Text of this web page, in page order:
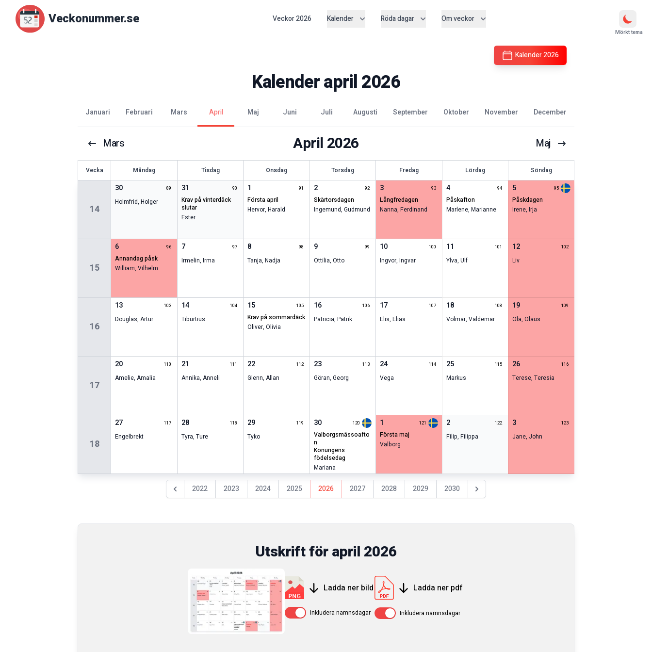
Veckonummer.se Veckor2026 Kalender Röda dagar Om veckor
Mörkt tema
Kalender2026
Kalenderapril2026
januari februari mars april maj juni juli augusti september oktober november december
Mars April 2026 Maj
Vecka Måndag Tisdag Onsdag Torsdag Fredag Lördag Söndag
14
30 89
Holmfrid,Holger
31 90
krav på vinterdäck
slutar
Ester
1 91
första april
Hervor,Harald
2 92
skärtorsdagen
Ingemund, Gudmund
3 93
långfredagen
Nanna,Ferdinand
4 94
påskafton
Marlene, Marianne
5 95
påskdagen
Irene,Irja
15
6 96
annandag påsk
William,Vilhelm
7 97
Irmelin, Irma
8 98
Tanja,Nadja
9 99
Ottilia, Otto
10 100
Ingvor,Ingvar
11 101
Ylva, Ulf
12 102
Liv
16
13 103
Douglas,Artur
14 104
Tiburtius
15 105
krav på sommardäck
Oliver,Olivia
16 106
Patricia, Patrik
17 107
Elis,Elias
18 108
Volmar, Valdemar
19 109
Ola,Olaus
17
20 110
Amelie,Amalia
21 111
Annika, Anneli
22 112
Glenn,Allan
23 113
Göran, Georg
24 114
Vega
25 115
Markus
26 116
Terese,Teresia
18
27 117
Engelbrekt
28 118
Tyra, Ture
29 119
Tyko
30 120
valborgsmässoafto
n
konungens
födelsedag
Mariana
1 121
första maj
Valborg
2 122
Filip, Filippa
3 123
Jane, John
Föregående år
2022 2023 2024 2025 2026 2027 2028 2029 2030 Nästa år
Utskrift förapril 2026
Ladda ner bild
Av / PåInkludera namnsdagar
Ladda ner pdf
Av / PåInkludera namnsdagar